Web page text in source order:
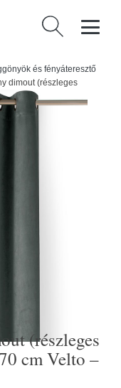
Keresés:
és fényáteresztő
dimout (részleges
(részleges
cm Velto –